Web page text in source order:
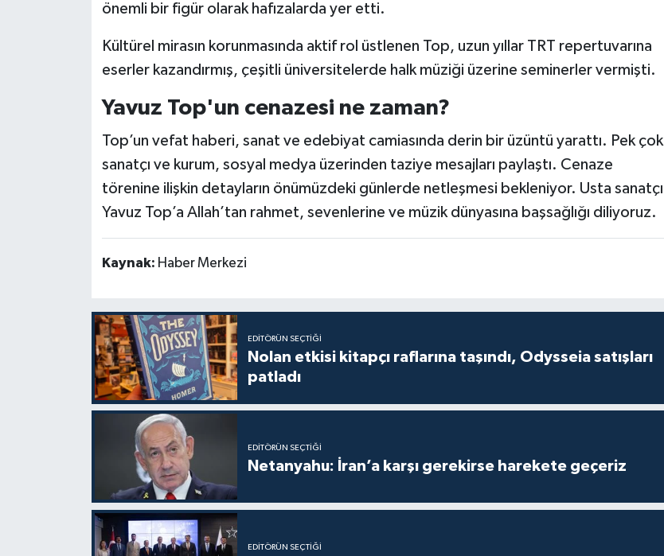
önemli bir figür olarak hafızalarda yer etti.
Kültürel mirasın korunmasında aktif rol üstlenen Top, uzun yıllar TRT repertuvarına
eserler kazandırmış, çeşitli üniversitelerde halk müziği üzerine seminerler vermişti.
Yavuz Top'un cenazesi ne zaman?
Top’un vefat haberi, sanat ve edebiyat camiasında derin bir üzüntü yarattı. Pek çok
sanatçı ve kurum, sosyal medya üzerinden taziye mesajları paylaştı. Cenaze
törenine ilişkin detayların önümüzdeki günlerde netleşmesi bekleniyor. Usta sanatçı
Yavuz Top’a Allah’tan rahmet, sevenlerine ve müzik dünyasına başsağlığı diliyoruz.
Kaynak: Haber Merkezi
EDITÖRÜN SEÇTIĞI
Nolan etkisi kitapçı raflarına taşındı, Odysseia satışları
patladı
EDITÖRÜN SEÇTIĞI
Netanyahu: İran’a karşı gerekirse harekete geçeriz
EDITÖRÜN SEÇTIĞI